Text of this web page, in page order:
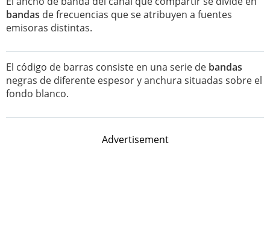
bandas de frecuencias que se atribuyen a fuentes
emisoras distintas.
El código de barras consiste en una serie de bandas
negras de diferente espesor y anchura situadas sobre el
fondo blanco.
Advertisement